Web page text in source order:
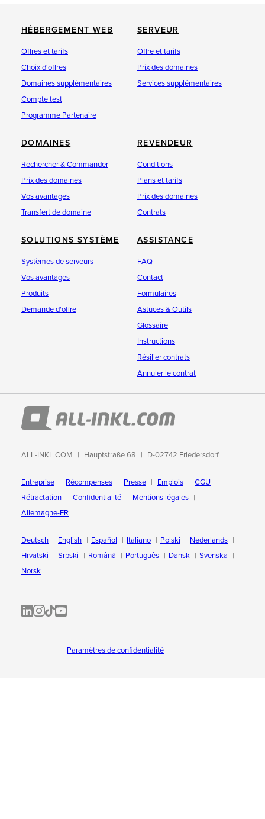
HÉBERGEMENT WEB
Offres et tarifs
Choix d'offres
Domaines supplémentaires
Compte test
Programme Partenaire
SERVEUR
Offre et tarifs
Prix des domaines
Services supplémentaires
DOMAINES
Rechercher & Commander
Prix des domaines
Vos avantages
Transfert de domaine
REVENDEUR
Conditions
Plans et tarifs
Prix des domaines
Contrats
SOLUTIONS SYSTÈME
Systèmes de serveurs
Vos avantages
Produits
Demande d'offre
ASSISTANCE
FAQ
Contact
Formulaires
Astuces & Outils
Glossaire
Instructions
Résilier contrats
Annuler le contrat
ALL-INKL.COM Hauptstraße 68 D-02742 Friedersdorf
Entreprise Récompenses Presse Emplois
CGU
Rétractation
Confidentialité
Mentions légales
Allemagne-FR
Deutsch English Español Italiano Polski
Nederlands
Hrvatski
Srpski Română Português Dansk
Svenska
Norsk
ALL-INKL.COM | LinkedIn
ALL-INKL.COM • Instagram photos and videos
ALL-INKL.COM | TikTok
ALLINKL.COM - YouTube
Paramètres de confidentialité